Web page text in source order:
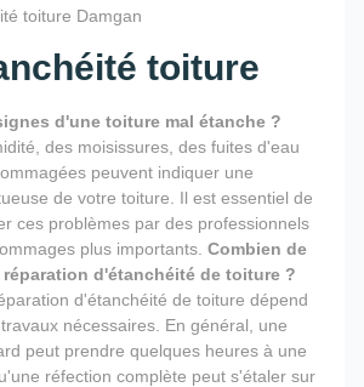
toiture
d'une toiture mal étanche ?
des moisissures, des fuites d'eau
peuvent indiquer une
de votre toiture. Il est essentiel de
ces problèmes par des professionnels
plus importants. Combien de
d'étanchéité de toiture ?
d'étanchéité de toiture dépend
nécessaires. En général, une
peut prendre quelques heures à une
réfection complète peut s'étaler sur